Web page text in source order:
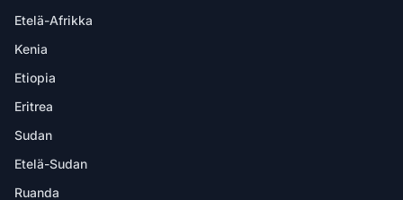
Etelä-Afrikka
Kenia
Etiopia
Eritrea
Sudan
Etelä-Sudan
Ruanda